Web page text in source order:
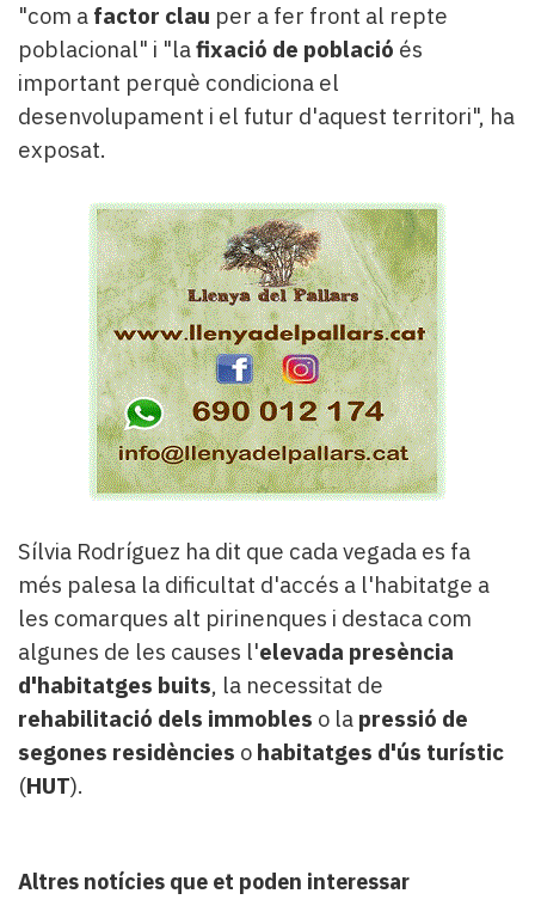
"com a factor clau per a fer front al repte
poblacional" i "lafixació de població és
important perquè condiciona el
desenvolupament i el futur d'aquest territori", ha
exposat.
Sílvia Rodríguez ha dit que cada vegada es fa
més palesa la dificultat d'accés a l'habitatge a
les comarques alt pirinenques i destaca com
algunes de les causes l'elevada presència
d'habitatges buits, la necessitat de
rehabilitació dels immobles o la pressió de
segones residències o habitatges d'ús turístic
(HUT).
Altres notícies que et poden interessar